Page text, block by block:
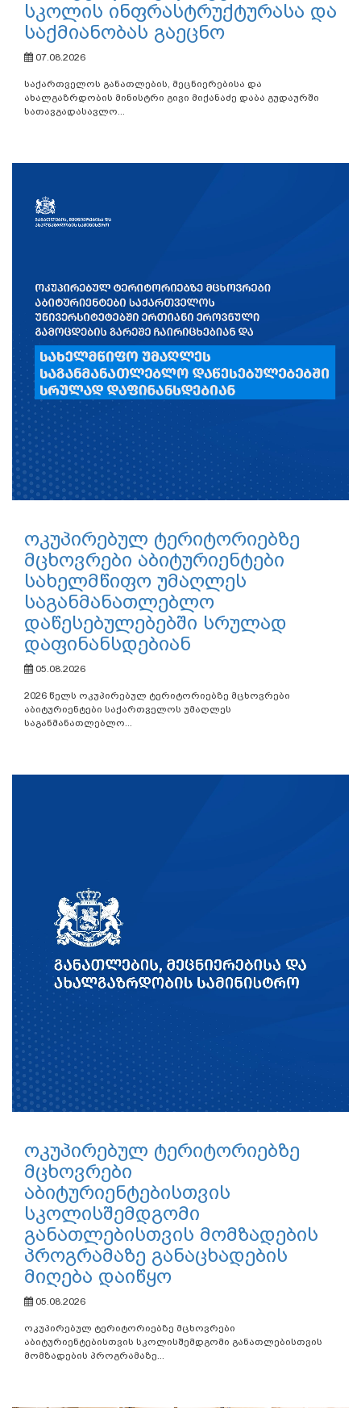
სკოლის ინფრასტრუქტურასა და
საქმიანობას გაეცნო
07.08.2026
საქართველოს განათლების, მეცნიერებისა და
ახალგაზრდობის მინისტრი გივი მიქანაძე დაბა გუდაურში
სათავგადასავლო...
ოკუპირებულ ტერიტორიებზე
მცხოვრები აბიტურიენტები
სახელმწიფო უმაღლეს
საგანმანათლებლო
დაწესებულებებში სრულად
დაფინანსდებიან
05.08.2026
2026 წელს ოკუპირებულ ტერიტორიებზე მცხოვრები
აბიტურიენტები საქართველოს უმაღლეს
საგანმანათლებლო...
ოკუპირებულ ტერიტორიებზე
მცხოვრები
აბიტურიენტებისთვის
სკოლისშემდგომი
განათლებისთვის მომზადების
პროგრამაზე განაცხადების
მიღება დაიწყო
05.08.2026
ოკუპირებულ ტერიტორიებზე მცხოვრები
აბიტურიენტებისთვის სკოლისშემდგომი განათლებისთვის
მომზადების პროგრამაზე...